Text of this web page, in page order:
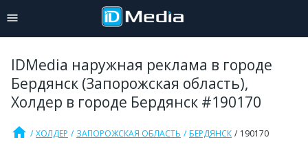
IDMedia наружная реклама в городе
Бердянск (Запорожская область),
Холдер в городе Бердянск #190170
home ХОЛДЕР ЗАПОРОЖСКАЯ ОБЛАСТЬ БЕРДЯНСК 190170